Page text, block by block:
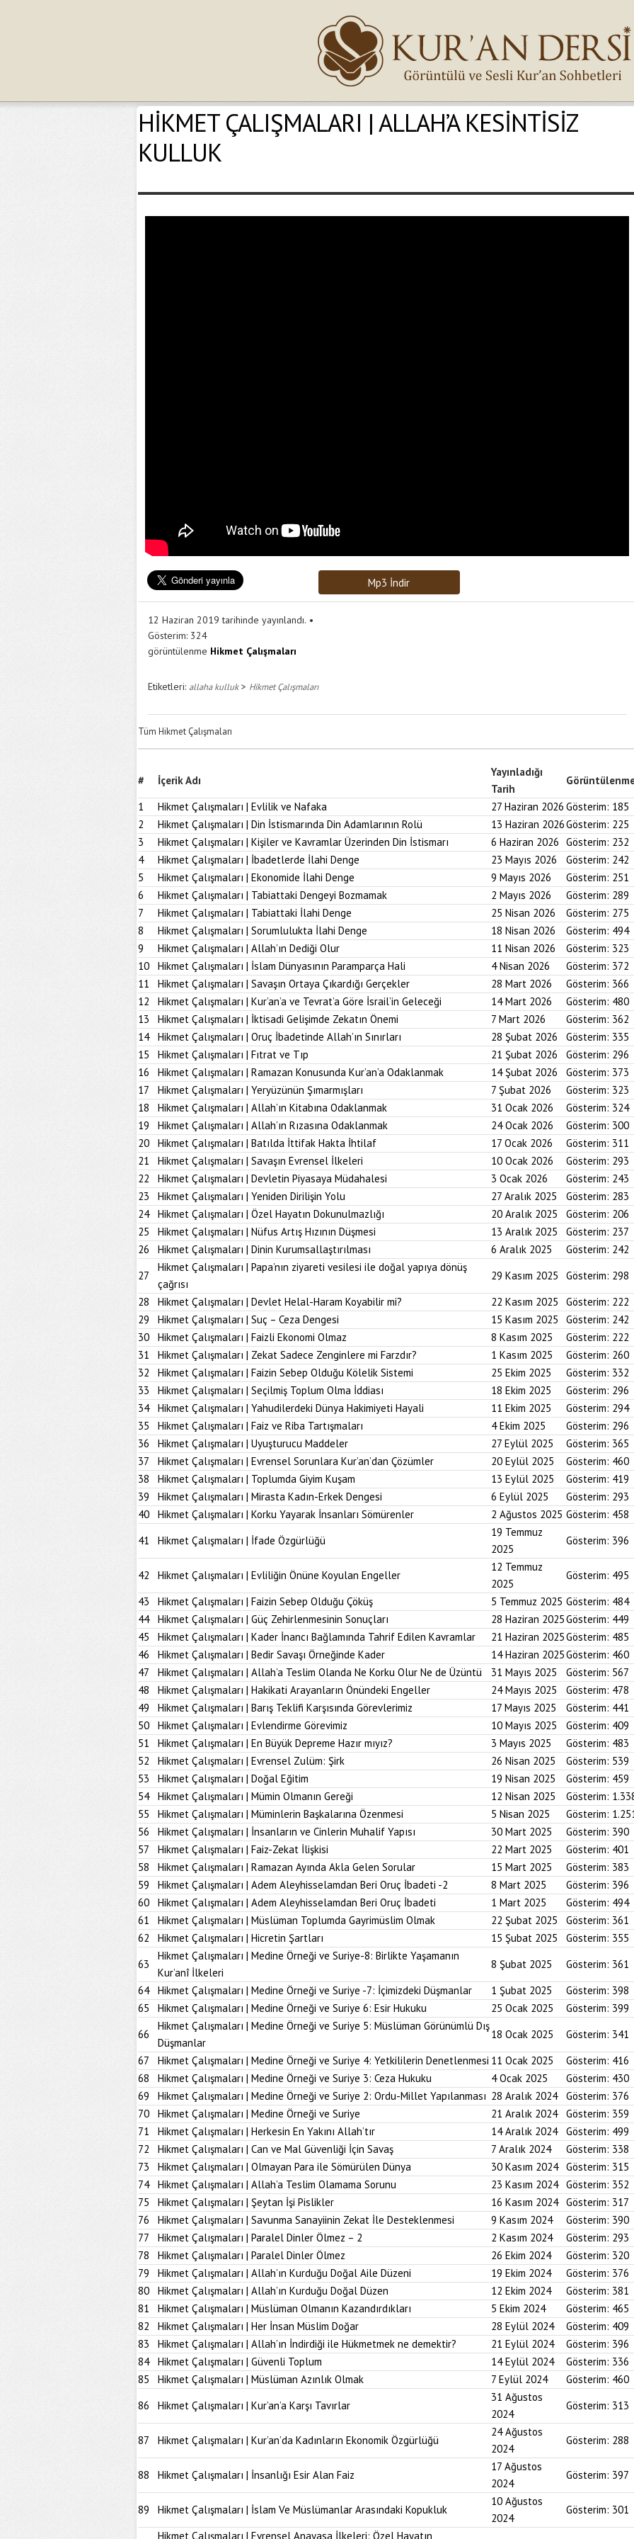
HİKMET ÇALIŞMALARI | ALLAH’A KESİNTİSİZ
KULLUK
Mp3 İndir
12 Haziran 2019 tarihinde yayınlandı.
Gösterim: 324
görüntülenme Hikmet Çalışmaları
Etiketleri: allaha kulluk> Hikmet Çalışmaları
Tüm Hikmet Çalışmaları
# İçerik Adı
Yayınladığı
Tarih
1
Hikmet Çalışmaları | Evlilik ve Nafaka 27 Haziran 2026 Gösterim: 185
2
Hikmet Çalışmaları | Din İstismarında Din Adamlarının Rolü 13 Haziran 2026Gösterim: 225
3
Hikmet Çalışmaları | Kişiler ve Kavramlar Üzerinden Din İstismarı 6 Haziran 2026 Gösterim: 232
4
Hikmet Çalışmaları | İbadetlerde İlahi Denge 23 Mayıs 2026 Gösterim: 242
5
Hikmet Çalışmaları | Ekonomide İlahi Denge 9 Mayıs 2026 Gösterim: 251
6
Hikmet Çalışmaları | Tabiattaki Dengeyi Bozmamak 2 Mayıs 2026 Gösterim: 289
7
Hikmet Çalışmaları | Tabiattaki İlahi Denge 25 Nisan 2026 Gösterim: 275
8
Hikmet Çalışmaları | Sorumlulukta İlahi Denge 18 Nisan 2026 Gösterim: 494
9
Hikmet Çalışmaları | Allah’ın Dediği Olur 11 Nisan 2026 Gösterim: 323
10
Hikmet Çalışmaları | İslam Dünyasının Paramparça Hali 4 Nisan 2026 Gösterim: 372
11
Hikmet Çalışmaları | Savaşın Ortaya Çıkardığı Gerçekler 28 Mart 2026 Gösterim: 366
12
Hikmet Çalışmaları | Kur’an’a ve Tevrat’a Göre İsrail’in Geleceği 14 Mart 2026 Gösterim: 480
13
Hikmet Çalışmaları | İktisadi Gelişimde Zekatın Önemi 7 Mart 2026 Gösterim: 362
14
Hikmet Çalışmaları | Oruç İbadetinde Allah’ın Sınırları 28 Şubat 2026 Gösterim: 335
15
Hikmet Çalışmaları | Fıtrat ve Tıp 21 Şubat 2026 Gösterim: 296
16
Hikmet Çalışmaları | Ramazan Konusunda Kur’an’a Odaklanmak 14 Şubat 2026 Gösterim: 373
17
Hikmet Çalışmaları | Yeryüzünün Şımarmışları 7 Şubat 2026 Gösterim: 323
18
Hikmet Çalışmaları | Allah’ın Kitabına Odaklanmak 31 Ocak 2026 Gösterim: 324
19
Hikmet Çalışmaları | Allah’ın Rızasına Odaklanmak 24 Ocak 2026 Gösterim: 300
20
Hikmet Çalışmaları | Batılda İttifak Hakta İhtilaf 17 Ocak 2026 Gösterim: 311
21
Hikmet Çalışmaları | Savaşın Evrensel İlkeleri 10 Ocak 2026 Gösterim: 293
22
Hikmet Çalışmaları | Devletin Piyasaya Müdahalesi 3 Ocak 2026 Gösterim: 243
23
Hikmet Çalışmaları | Yeniden Dirilişin Yolu 27 Aralık 2025 Gösterim: 283
24
Hikmet Çalışmaları | Özel Hayatın Dokunulmazlığı 20 Aralık 2025 Gösterim: 206
25
Hikmet Çalışmaları | Nüfus Artış Hızının Düşmesi 13 Aralık 2025 Gösterim: 237
26
Hikmet Çalışmaları | Dinin Kurumsallaştırılması 6 Aralık 2025 Gösterim: 242
27
Hikmet Çalışmaları | Papa’nın ziyareti vesilesi ile doğal yapıya dönüş
çağrısı
29 Kasım 2025 Gösterim: 298
28
Hikmet Çalışmaları | Devlet Helal-Haram Koyabilir mi? 22 Kasım 2025 Gösterim: 222
29
Hikmet Çalışmaları | Suç – Ceza Dengesi 15 Kasım 2025 Gösterim: 242
30
Hikmet Çalışmaları | Faizli Ekonomi Olmaz 8 Kasım 2025 Gösterim: 222
31
Hikmet Çalışmaları | Zekat Sadece Zenginlere mi Farzdır? 1 Kasım 2025 Gösterim: 260
32
Hikmet Çalışmaları | Faizin Sebep Olduğu Kölelik Sistemi 25 Ekim 2025 Gösterim: 332
33
Hikmet Çalışmaları | Seçilmiş Toplum Olma İddiası 18 Ekim 2025 Gösterim: 296
34
Hikmet Çalışmaları | Yahudilerdeki Dünya Hakimiyeti Hayali 11 Ekim 2025 Gösterim: 294
35
Hikmet Çalışmaları | Faiz ve Riba Tartışmaları 4 Ekim 2025 Gösterim: 296
36
Hikmet Çalışmaları | Uyuşturucu Maddeler 27 Eylül 2025 Gösterim: 365
37
Hikmet Çalışmaları | Evrensel Sorunlara Kur’an’dan Çözümler 20 Eylül 2025 Gösterim: 460
38
Hikmet Çalışmaları | Toplumda Giyim Kuşam 13 Eylül 2025 Gösterim: 419
39
Hikmet Çalışmaları | Mirasta Kadın-Erkek Dengesi 6 Eylül 2025 Gösterim: 293
40
Hikmet Çalışmaları | Korku Yayarak İnsanları Sömürenler 2 Ağustos 2025 Gösterim: 458
41
Hikmet Çalışmaları | İfade Özgürlüğü
19 Temmuz
2025
Gösterim: 396
42 Hikmet Çalışmaları | Evliliğin Önüne Koyulan Engeller
12 Temmuz
2025
Gösterim: 495
43
Hikmet Çalışmaları | Faizin Sebep Olduğu Çöküş 5 Temmuz 2025 Gösterim: 484
44
Hikmet Çalışmaları | Güç Zehirlenmesinin Sonuçları 28 Haziran 2025Gösterim: 449
45
Hikmet Çalışmaları | Kader İnancı Bağlamında Tahrif Edilen Kavramlar 21 Haziran 2025Gösterim: 485
46
Hikmet Çalışmaları | Bedir Savaşı Örneğinde Kader 14 Haziran 2025Gösterim: 460
47
Hikmet Çalışmaları | Allah’a Teslim Olanda Ne Korku Olur Ne de Üzüntü 31 Mayıs 2025 Gösterim: 567
48
Hikmet Çalışmaları | Hakikati Arayanların Önündeki Engeller 24 Mayıs 2025 Gösterim: 478
49
Hikmet Çalışmaları | Barış Teklifi Karşısında Görevlerimiz 17 Mayıs 2025 Gösterim: 441
50
Hikmet Çalışmaları | Evlendirme Görevimiz 10 Mayıs 2025 Gösterim: 409
51
Hikmet Çalışmaları | En Büyük Depreme Hazır mıyız? 3 Mayıs 2025 Gösterim: 483
52
Hikmet Çalışmaları | Evrensel Zulüm: Şirk 26 Nisan 2025 Gösterim: 539
53
Hikmet Çalışmaları | Doğal Eğitim 19 Nisan 2025 Gösterim: 459
54
Hikmet Çalışmaları | Mümin Olmanın Gereği 12 Nisan 2025 Gösterim:
55
Hikmet Çalışmaları | Müminlerin Başkalarına Özenmesi 5 Nisan 2025 Gösterim:
56
Hikmet Çalışmaları | İnsanların ve Cinlerin Muhalif Yapısı 30 Mart 2025 Gösterim: 390
57
Hikmet Çalışmaları | Faiz-Zekat İlişkisi 22 Mart 2025 Gösterim: 401
58
Hikmet Çalışmaları | Ramazan Ayında Akla Gelen Sorular 15 Mart 2025 Gösterim: 383
59
Hikmet Çalışmaları | Adem Aleyhisselamdan Beri Oruç İbadeti -2 8 Mart 2025 Gösterim: 396
60
Hikmet Çalışmaları | Adem Aleyhisselamdan Beri Oruç İbadeti 1 Mart 2025 Gösterim: 494
61
Hikmet Çalışmaları | Müslüman Toplumda Gayrimüslim Olmak 22 Şubat 2025 Gösterim: 361
62
Hikmet Çalışmaları | Hicretin Şartları 15 Şubat 2025 Gösterim: 355
63
Hikmet Çalışmaları | Medine Örneği ve Suriye-8: Birlikte Yaşamanın
Kur’anî İlkeleri
8 Şubat 2025 Gösterim: 361
64
Hikmet Çalışmaları | Medine Örneği ve Suriye -7: İçimizdeki Düşmanlar 1 Şubat 2025 Gösterim: 398
65
Hikmet Çalışmaları | Medine Örneği ve Suriye 6: Esir Hukuku 25 Ocak 2025 Gösterim: 399
66
Hikmet Çalışmaları | Medine Örneği ve Suriye 5: Müslüman Görünümlü Dış
Düşmanlar
18 Ocak 2025 Gösterim: 341
67
Hikmet Çalışmaları | Medine Örneği ve Suriye 4: Yetkililerin Denetlenmesi 11 Ocak 2025 Gösterim: 416
68
Hikmet Çalışmaları | Medine Örneği ve Suriye 3: Ceza Hukuku 4 Ocak 2025 Gösterim: 430
69
Hikmet Çalışmaları | Medine Örneği ve Suriye 2: Ordu-Millet Yapılanması 28 Aralık 2024 Gösterim: 376
70
Hikmet Çalışmaları | Medine Örneği ve Suriye 21 Aralık 2024 Gösterim: 359
71
Hikmet Çalışmaları | Herkesin En Yakını Allah’tır 14 Aralık 2024 Gösterim: 499
72
Hikmet Çalışmaları | Can ve Mal Güvenliği İçin Savaş 7 Aralık 2024 Gösterim: 338
73
Hikmet Çalışmaları | Olmayan Para ile Sömürülen Dünya 30 Kasım 2024 Gösterim: 315
74
Hikmet Çalışmaları | Allah’a Teslim Olamama Sorunu 23 Kasım 2024 Gösterim: 352
75
Hikmet Çalışmaları | Şeytan İşi Pislikler 16 Kasım 2024 Gösterim: 317
76
Hikmet Çalışmaları | Savunma Sanayiinin Zekat İle Desteklenmesi 9 Kasım 2024 Gösterim: 390
77
Hikmet Çalışmaları | Paralel Dinler Ölmez – 2 2 Kasım 2024 Gösterim: 293
78
Hikmet Çalışmaları | Paralel Dinler Ölmez 26 Ekim 2024 Gösterim: 320
79
Hikmet Çalışmaları | Allah’ın Kurduğu Doğal Aile Düzeni 19 Ekim 2024 Gösterim: 376
80
Hikmet Çalışmaları | Allah’ın Kurduğu Doğal Düzen 12 Ekim 2024 Gösterim: 381
81
Hikmet Çalışmaları | Müslüman Olmanın Kazandırdıkları 5 Ekim 2024 Gösterim: 465
82
Hikmet Çalışmaları | Her İnsan Müslim Doğar 28 Eylül 2024 Gösterim: 409
83
Hikmet Çalışmaları | Allah’ın İndirdiği ile Hükmetmek ne demektir? 21 Eylül 2024 Gösterim: 396
84
Hikmet Çalışmaları | Güvenli Toplum 14 Eylül 2024 Gösterim: 336
85
Hikmet Çalışmaları | Müslüman Azınlık Olmak 7 Eylül 2024 Gösterim: 460
86
Hikmet Çalışmaları | Kur’an’a Karşı Tavırlar
31 Ağustos
2024
Gösterim: 313
87 Hikmet Çalışmaları | Kur’an’da Kadınların Ekonomik Özgürlüğü
24 Ağustos
2024
Gösterim: 288
88 Hikmet Çalışmaları | İnsanlığı Esir Alan Faiz
17 Ağustos
2024
Gösterim: 397
89 Hikmet Çalışmaları | İslam Ve Müslümanlar Arasındaki Kopukluk
10 Ağustos
2024
Gösterim: 301
Hikmet Çalışmaları | Evrensel Anayasa İlkeleri: Özel Hayatın